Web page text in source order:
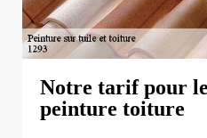
Notre tarif pour
peinture toiture